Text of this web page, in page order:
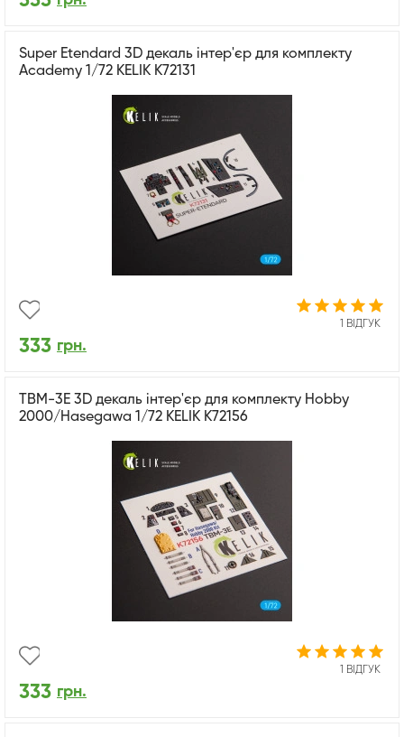
Super Etendard 3D декаль інтер'єр для комплекту
Academy 1/72 KELIK K72131
1 ВІДГУК
333 грн.
TBM-3E 3D декаль інтер'єр для комплекту Hobby
2000/Hasegawa 1/72 KELIK K72156
1 ВІДГУК
333 грн.